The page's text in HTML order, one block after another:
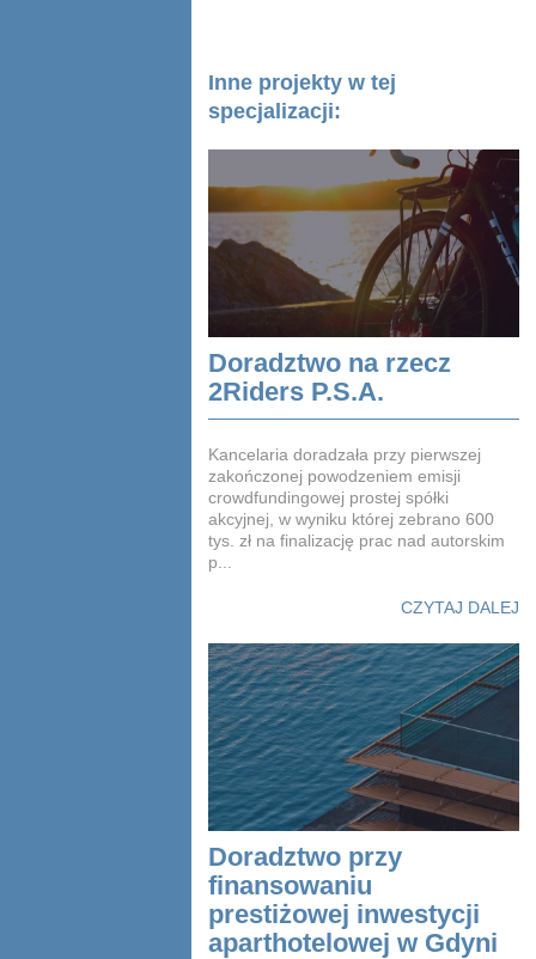
Inne projekty w tej
specjalizacji:
Doradztwo na rzecz
2Riders P.S.A.
Kancelaria doradzała przy pierwszej
zakończonej powodzeniem emisji
crowdfundingowej prostej spółki
akcyjnej, w wyniku której zebrano 600
tys. zł na finalizację prac nad autorskim
p...
CZYTAJ DALEJ
Doradztwo przy
finansowaniu
prestiżowej inwestycji
aparthotelowej w Gdyni